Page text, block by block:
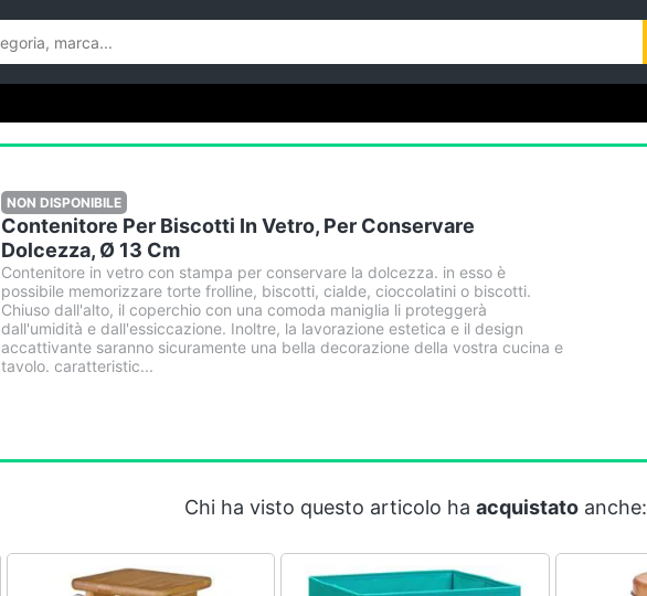
NON DISPONIBILE
Contenitore Per Biscotti In Vetro, Per Conservare
Dolcezza, Ø 13 Cm
Contenitore in vetro con stampa per conservare la dolcezza. in esso è
possibile memorizzare torte frolline, biscotti, cialde, cioccolatini o biscotti.
Chiuso dall'alto, il coperchio con una comoda maniglia li proteggerà
dall'umidità e dall'essiccazione. Inoltre, la lavorazione estetica e il design
accattivante saranno sicuramente una bella decorazione della vostra cucina e
tavolo. caratteristic...
Chi ha visto questo articolo ha acquistatoanche: